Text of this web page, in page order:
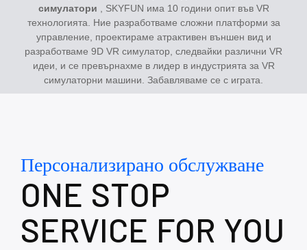
симулатори , SKYFUN има 10 години опит във VR
технологията. Ние разработваме сложни платформи за
управление, проектираме атрактивен външен вид и
разработваме 9D VR симулатор, следвайки различни VR
идеи, и се превърнахме в лидер в индустрията за VR
симулаторни машини. Забавляваме се с играта.
Персонализирано обслужване
ONE STOP
SERVICE FOR YOU